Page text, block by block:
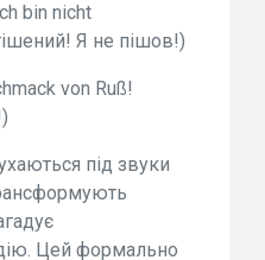
bin nicht
Я не пішов!)
von Ruß!
під звуки
Цей формально